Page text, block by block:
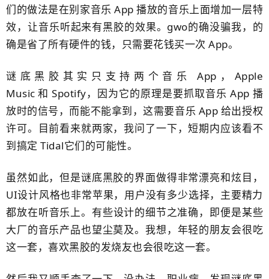
们的做法是在别家音乐 App 播放的音乐上面增加一层特
效，​让音乐听起来有黑胶的效果。gwo的确没骗我，的
确是省了所有硬件的钱，只需要花钱买一次​ App。
谜底黑胶其实只支持两个音乐 App，Apple
Music 和 Spotify，因为它的原理是要抓取音乐 App 播
放时的信号，而能不能拿到，这需要​音乐 App 给出授权
许可。目前看来就两家，我问了一下，短期内应该看不
到搞定 Tidal它们的可能性。
虽然如此，但是谜底黑胶的界面做得非常漂亮和炫目，
UI设计风格也非常苹果，用户没有多少选择，主要精力
都​放在听音乐上。有些设计的细节之准确，​即便是某些
大厂的音乐产品也望尘莫及。我想，年轻的朋友会很吃
这一套，喜欢​黑胶的发烧友也会很吃这一套。